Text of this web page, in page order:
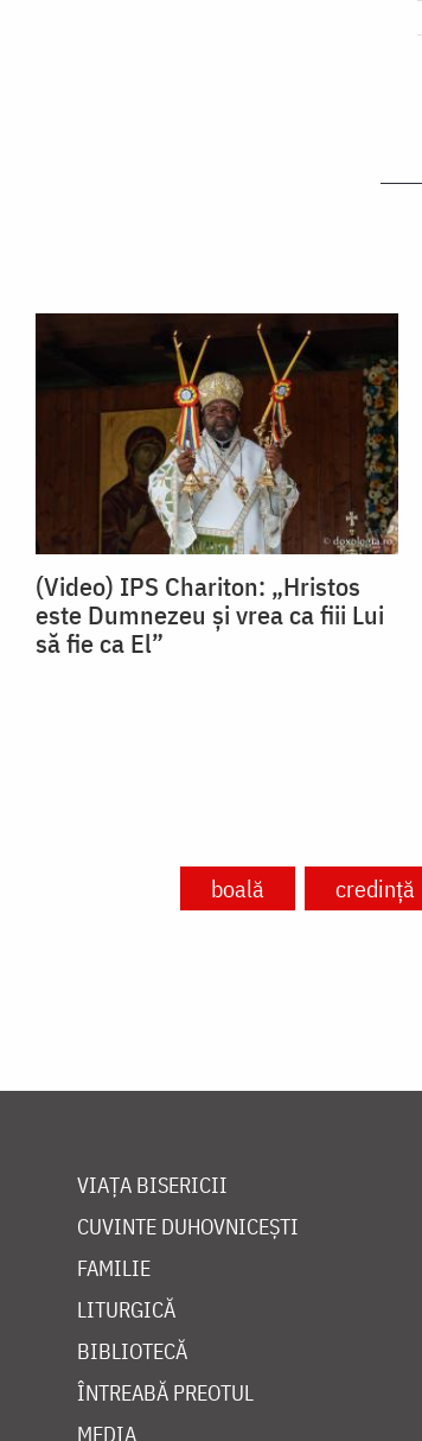
(Video) IPS Chariton: „Hristos
este Dumnezeu și vrea ca fiii Lui
să fie ca El”
boală credință
VIAȚA BISERICII
CUVINTE DUHOVNICEȘTI
FAMILIE
LITURGICĂ
BIBLIOTECĂ
ÎNTREABĂ PREOTUL
MEDIA